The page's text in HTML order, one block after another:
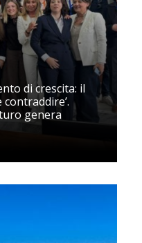
di crescita: il
genera